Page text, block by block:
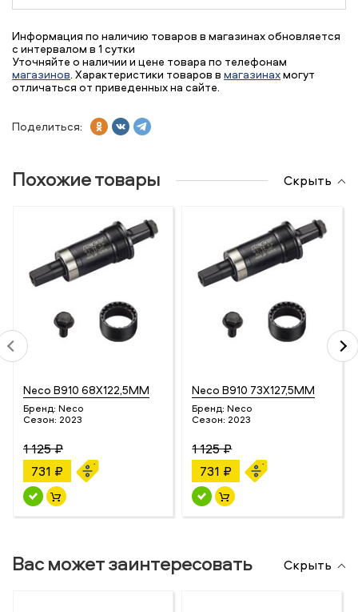
Информация по наличию товаров в магазинах обновляется
с интервалом в 1 сутки
Уточняйте о наличии и цене товара по телефонам
магазинов. Характеристики товаров в магазинахмогут
отличаться от приведенных на сайте.
Поделиться:
Похожие товары Скрыть
Neco B910 68X122,5MM
Бренд: Neco
Сезон: 2023
1 125 ₽
731 ₽
Neco B910 73X127,5MM
Бренд: Neco
Сезон: 2023
1 125 ₽
731 ₽
Вас может заинтересовать Скрыть